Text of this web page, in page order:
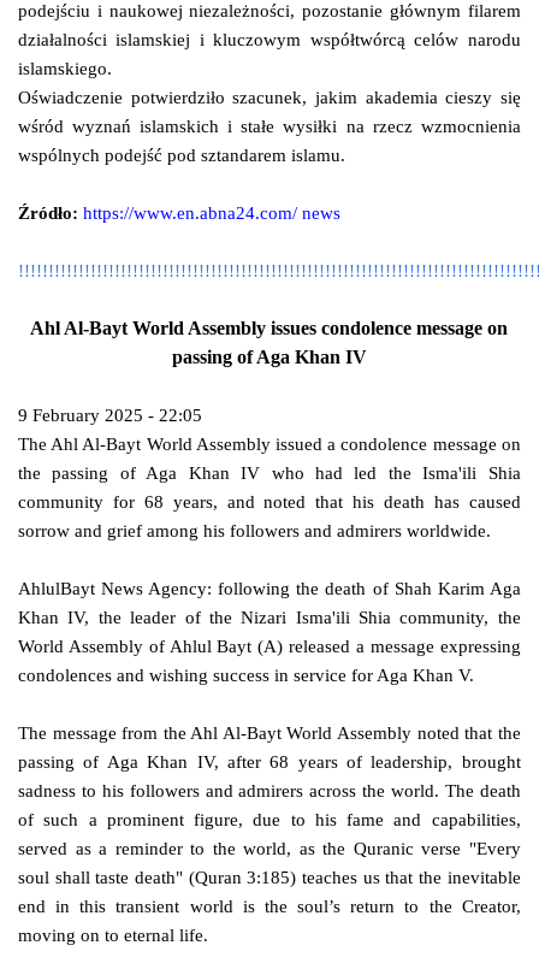
podejściu i naukowej niezależności, pozostanie głównym filarem
działalności islamskiej i kluczowym współtwórcą celów narodu
islamskiego.
Oświadczenie potwierdziło szacunek, jakim akademia cieszy się
wśród wyznań islamskich i stałe wysiłki na rzecz wzmocnienia
wspólnych podejść pod sztandarem islamu.
Źródło: https://www.en.abna24.com/ news
Ahl Al-Bayt World Assembly issues condolence message on
passing of Aga Khan IV
9 February 2025 - 22:05
The Ahl Al-Bayt World Assembly issued a condolence message on
the passing of Aga Khan IV who had led the Isma'ili Shia
community for 68 years, and noted that his death has caused
sorrow and grief among his followers and admirers worldwide.
AhlulBayt News Agency: following the death of Shah Karim Aga
Khan IV, the leader of the Nizari Isma'ili Shia community, the
World Assembly of Ahlul Bayt (A) released a message expressing
condolences and wishing success in service for Aga Khan V.
The message from the Ahl Al-Bayt World Assembly noted that the
passing of Aga Khan IV, after 68 years of leadership, brought
sadness to his followers and admirers across the world. The death
of such a prominent figure, due to his fame and capabilities,
served as a reminder to the world, as the Quranic verse "Every
soul shall taste death" (Quran 3:185) teaches us that the inevitable
end in this transient world is the soul’s return to the Creator,
moving on to eternal life.